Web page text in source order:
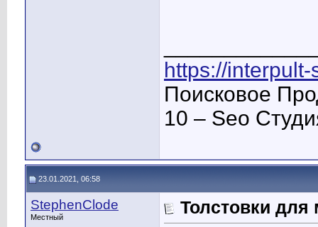
https://
Поисковое
10 – Seo
23.01.2021, 06:58
StephenClode
Местный
Толстовки